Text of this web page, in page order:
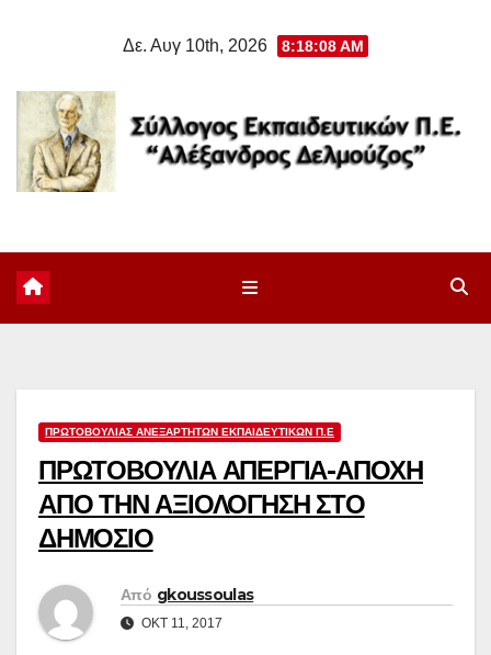
Δε. Αυγ 10th, 2026 8:18:09 AM
ΠΡΩΤΟΒΟΥΛΊΑΣ ΑΝΕΞΆΡΤΗΤΩΝ ΕΚΠΑΙΔΕΥΤΙΚΏΝ Π.Ε
ΠΡΩΤΟΒΟΥΛΙΑ ΑΠΕΡΓΙΑ-ΑΠΟΧΗ
ΑΠΟ ΤΗΝ ΑΞΙΟΛΟΓΗΣΗ ΣΤΟ
ΔΗΜΟΣΙΟ
Από gkoussoulas
ΟΚΤ 11, 2017